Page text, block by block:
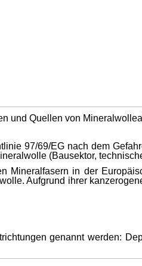
und Quellen von
97/69/EG nach dem
(Bausektor,
in der
Aufgrund ihrer
genannt werden: